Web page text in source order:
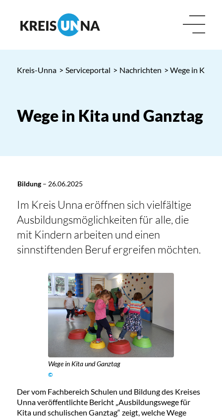
Kreis-Unna > Serviceportal > Nachrichten > Wege in Kita
Wege in Kita und Ganztag
Bildung– 26.06.2025
Im Kreis Unna eröffnen sich vielfältige
Ausbildungsmöglichkeiten für alle, die
mit Kindern arbeiten und einen
sinnstiftenden Beruf ergreifen möchten.
Wege in Kita und Ganztag
©
Der vom Fachbereich Schulen und Bildung des Kreises
Unna veröffentlichte Bericht „Ausbildungswege für
Kita und schulischen Ganztag“ zeigt, welche Wege